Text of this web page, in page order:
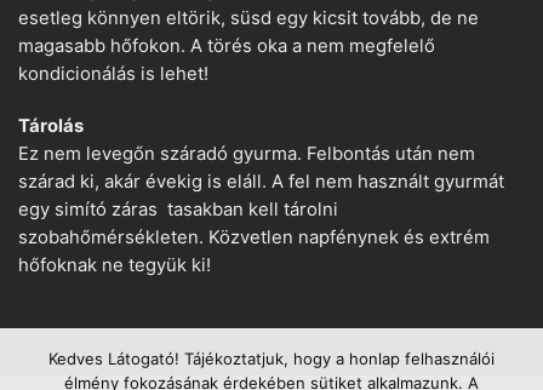
esetleg könnyen eltörik, süsd egy kicsit tovább, de ne
magasabb hőfokon. A törés oka a nem megfelelő
kondicionálás is lehet!
Tárolás
Ez nem levegőn száradó gyurma. Felbontás után nem
szárad ki, akár évekig is eláll. A fel nem használt gyurmát
egy simító záras tasakban kell tárolni
szobahőmérsékleten. Közvetlen napfénynek és extrém
hőfoknak ne tegyük ki!
Kedves Látogató! Tájékoztatjuk, hogy a honlap felhasználói
élmény fokozásának érdekében sütiket alkalmazunk. A